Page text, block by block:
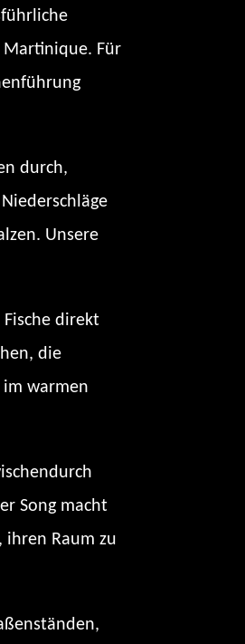
Martinique. Für
durch,
Unsere
direkt
die
warmen
Song macht
Raum zu